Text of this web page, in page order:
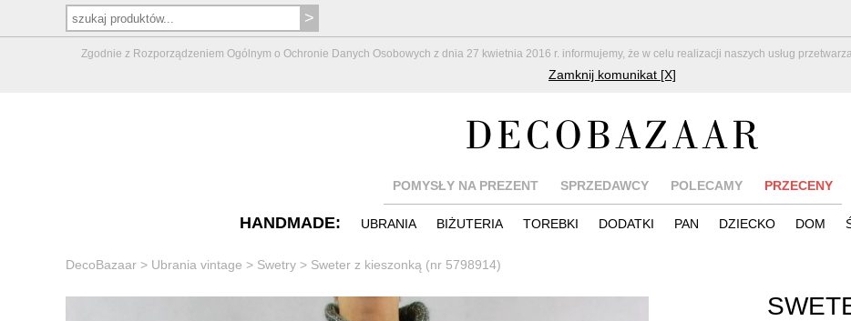
Zgodnie z Rozporządzeniem Ogólnym o Ochronie Danych Osobowych z dnia 27 kwietnia 2016 r. informujemy, że w celu realizacji naszych usług
Zamknij komunikat [X]
POMYSŁY NA PREZENT SPRZEDAWCY POLECAMY PRZECENY
HANDMADE: UBRANIA BIŻUTERIA TOREBKI DODATKI PAN DZIECKO DOM
DecoBazaar > Ubrania vintage > Swetry > Sweter z kieszonką (nr 5798914)